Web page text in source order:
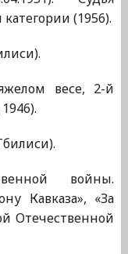
(1956).
весе, 2-й
войны.
Кавказа», «За
Отечественной